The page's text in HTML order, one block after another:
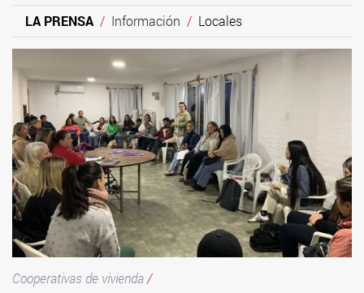
LA PRENSA Información Locales
Cooperativas de vivienda/